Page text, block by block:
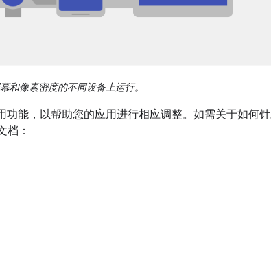
和像素密度的不同设备上运行。
功能，以帮助您的应用进行相应调整。如需关于如何
档：